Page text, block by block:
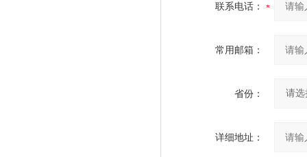
联系电话：
常用邮箱：
省份：
详细地址：